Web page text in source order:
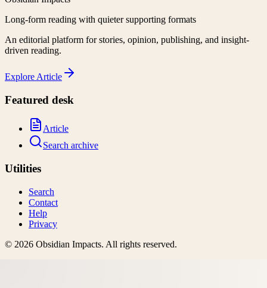
Long-form reading with quieter supporting formats
An editorial platform for stories, opinion, publishing, and insight-
driven reading.
Explore Article
Featured desk
Article
Search archive
Utilities
Search
Contact
Help
Privacy
© 2026 Obsidian Impacts. All rights reserved.